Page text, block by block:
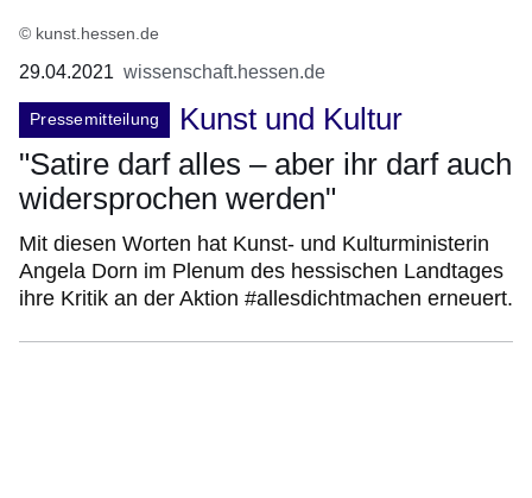
© kunst.hessen.de
29.04.2021 wissenschaft.hessen.de
Pressemitteilung
Kunst und Kultur
"Satire darf alles – aber ihr darf auch
widersprochen werden"
Mit diesen Worten hat Kunst- und Kulturministerin
Angela Dorn im Plenum des hessischen Landtages
ihre Kritik an der Aktion #allesdichtmachen erneuert.